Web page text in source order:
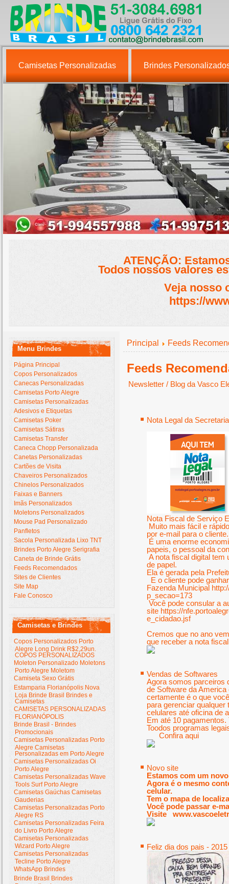
Camisetas Personalizadas Brindes
ATENÇÃO:
Todos nossos valores
Veja nosso
https://
Menu Brindes
Página Principal
Copos Personalizados
Canecas Personalizadas
Camisetas Porto Alegre
Camisetas Personalizadas
Adesivos e Etiquetas
Camisetas Poker
Camisetas Sátiras
Camisetas Transfer
Caneca Chopp Personalizada
Canetas Personalizadas
Cartões de Visita
Chaveiros Personalizados
Chinelos Personalizados
Faixas e Banners
Imãs Personalizados
Moletons Personalizados
Mouse Pad Personalizado
Panfletos
Sacola Personalizada Lixo TNT
Brindes Porto Alegre Serigrafia
Caneta de Brinde Grátis
Feeds Recomendados
Sites de Clientes
Site Map
Fale Conosco
Camisetas e Brindes
Copos Personalizados Porto
Alegre Long Drink R$2,29un.
COPOS PERSONALIZADOS
Moleton Personalizado Moletons
Porto Alegre Moletom
Camiseta Sexo Grátis
Estamparia Florianópolis Nova
Loja Brinde Brasil Brindes e
Camisetas
CAMISETAS PERSONALIZADAS
FLORIANÓPOLIS
Brinde Brasil - Brindes
Promocionais
Camisetas Personalizadas Porto
Alegre Camisetas
Personalizadas em Porto Alegre
Camisetas Personalizadas Oi
Porto Alegre
Camisetas Personalizadas Wave
Tools Surf Porto Alegre
Camisetas Gaúchas Camisetas
Gauderias
Camisetas Personalizadas Porto
Alegre RS
Camisetas Personalizadas Feira
do Livro Porto Alegre
Camisetas Personalizadas
Wizard Porto Alegre
Camisetas Personalizadas
Tecline Porto Alegre
WhatsApp Brindes
Brinde Brasil Brindes
Principal Feeds
Feeds
Newsletter / Blog da Vasco
Nota Legal da
Nota Fiscal de Serviço
Muito mais fácil e
por e-mail para o cliente.
É uma enorme
papeis, o pessoal da
A nota fiscal digital tem
de papel.
Ela é gerada pela
E o cliente pode
Fazenda Municipal
p_secao=173
Você pode consular a
site https://
e_cidadao.jsf
Cremos que no ano
que receber a nota
Vendas de Softwares
Agora somos parceiros
de Software da
certamente é o que
para gerenciar
celulares até oficina de
Em até 10
Toodos programas
Confira aqui
Novo site
Estamos com um
Agora é o mesmo
celular.
Tem o mapa de
Você pode passar e-
Visite
Feliz dia dos pais - 2015